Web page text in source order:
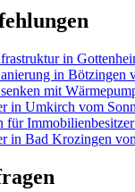
in
in Bötzingen
mit
in Umkirch vom
für
in Bad Krozingen